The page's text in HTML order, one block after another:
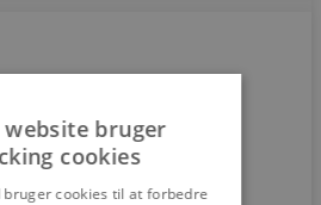
website bruger
cookies
bruger cookies til at forbedre